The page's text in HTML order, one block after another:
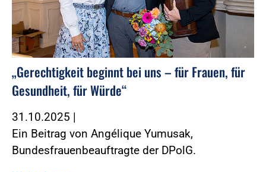
„Gerechtigkeit beginnt bei uns – für Frauen, für
Gesundheit, für Würde“
31.10.2025 |
Ein Beitrag von Angélique Yumusak,
Bundesfrauenbeauftragte der DPolG.